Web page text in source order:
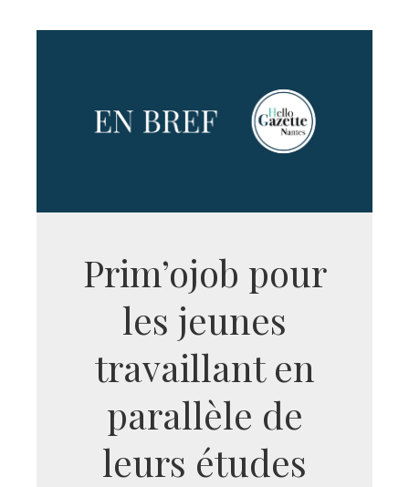
Prim’ojob pour
les jeunes
travaillant en
parallèle de
leurs études